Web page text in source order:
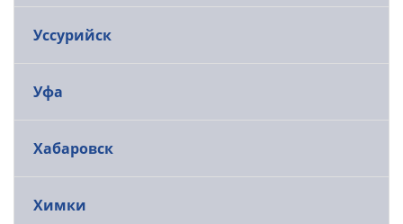
Уссурийск
Уфа
Хабаровск
Химки